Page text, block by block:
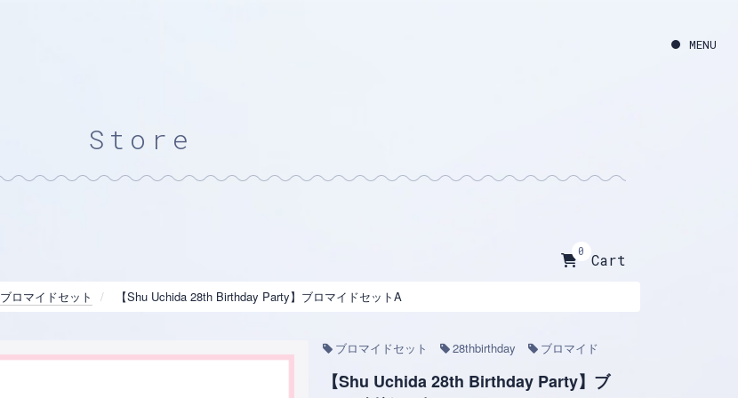
Store
0 Cart
ブロマイドセット 【Shu Uchida 28th Birthday Party】ブロマイドセットA
ブロマイドセット 28thbirthday ブロマイド
【Shu Uchida 28th Birthday Party】ブ